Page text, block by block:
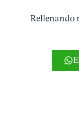
Rellenando